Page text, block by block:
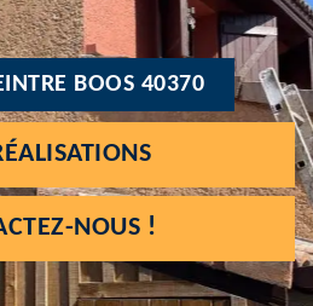
BOOS 40370
NOUS !